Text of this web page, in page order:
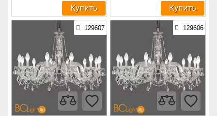
Купить Купить
129607 129606